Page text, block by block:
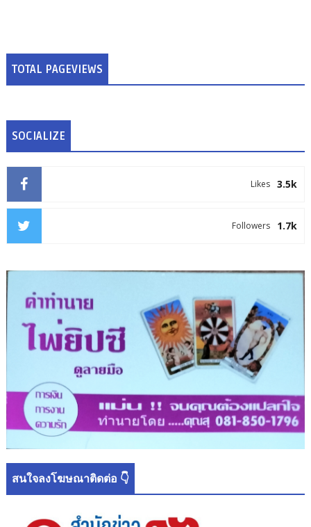
TOTAL PAGEVIEWS
SOCIALIZE
3.5k
Likes
1.7k
Followers
สนใจลงโฆษณาติดต่อ 👇